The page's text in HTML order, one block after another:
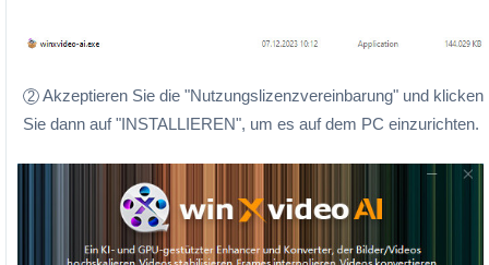
2 Akzeptieren Sie die "Nutzungslizenzvereinbarung" und klicken
Sie dann auf "INSTALLIEREN", um es auf dem PC einzurichten.